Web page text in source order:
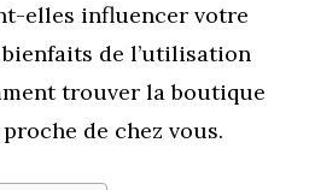
elles influencer votre
de l’utilisation
trouver la boutique
de chez vous.